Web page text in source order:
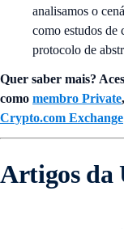
analisamos o
como estudos de
protocolo de
Quer saber mais?
como membro Private
Crypto.com Exchange
Artigos da